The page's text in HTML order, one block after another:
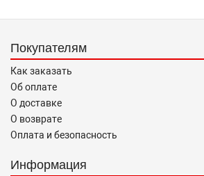
Покупателям
Как заказать
Об оплате
О доставке
О возврате
Оплата и безопасность
Информация